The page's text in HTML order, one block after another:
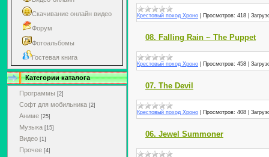
Скачивание онлайн видео
Форум
Фотоальбомы
Гостевая книга
Категории каталога
Программы [2]
Софт для мобильника [2]
Аниме [25]
Музыка [15]
Видео [1]
Прочее [4]
Крестовый поход Хроно Просмотров: 418
08. Falling Rain ~ The Puppet
Крестовый поход Хроно Просмотров: 458
07. The Devil
Крестовый поход Хроно Просмотров: 408
06. Jewel Summoner